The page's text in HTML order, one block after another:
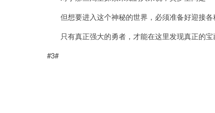
但想要进入这个神秘的世界，必须准备好迎接各
只有真正强大的勇者，才能在这里发现真正的宝
#3#